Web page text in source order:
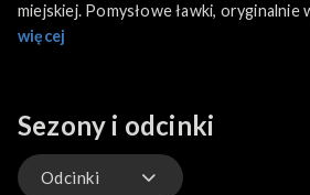
miejskiej. Pomysłowe ławki, oryginalnie
rowerowe i chodniki oraz kreatywnie
więcej
Sezony i odcinki
Odcinki